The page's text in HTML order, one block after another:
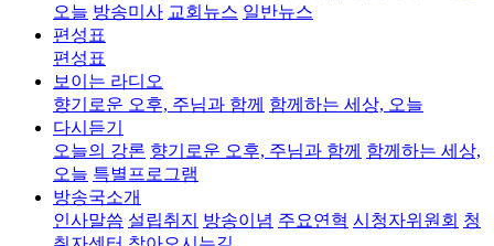
오늘 방송미사 교회뉴스 일반뉴스
편성표
편성표
보이는 라디오
향기로운 오후, 주님과 함께 함께하는 세상, 오늘
다시듣기
오늘의 강론 향기로운 오후, 주님과 함께 함께하는 세상,
오늘 특별프로그램
방송국소개
인사말씀 설립취지 방송이념 주요연혁 시청자위원회 청